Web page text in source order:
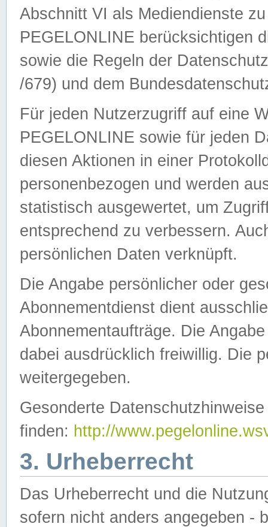
Abschnitt VI als Mediendienste
PEGELONLINE berücksichtigen
sowie die Regeln der
/679) und dem
Für jeden Nutzerzugriff auf eine
PEGELONLINE sowie für jeden
diesen Aktionen in einer
personenbezogen und werden
statistisch ausgewertet, um
entsprechend zu verbessern.
persönlichen Daten verknüpft.
Die Angabe persönlicher oder
Abonnementdienst dient
Abonnementaufträge. Die
dabei ausdrücklich freiwillig. Die
weitergegeben.
Gesonderte
finden: http://
3. Urheberrecht
Das Urheberrecht und die
sofern nicht anders angegeben -